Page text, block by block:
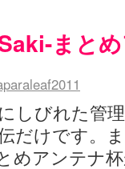
のあわあわダブリィレイ
/ 哲学的に考えてみる園城
の末原ちゃん】咲-Saki-
】穏乃の良さを俺が「あ
ばら先輩はどれくらい出
国編 第13話 最終回かぁ
まと
しびれた管
だけです。
めアンテナ